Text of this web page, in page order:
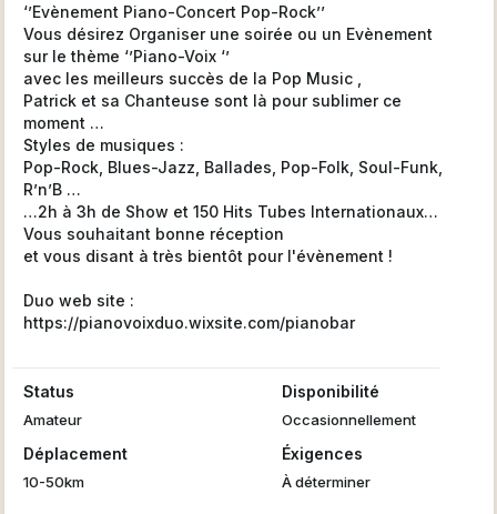
‘’Evènement Piano-Concert Pop-Rock’’
Vous désirez Organiser une soirée ou un Evènement
sur le thème ‘’Piano-Voix ‘’
avec les meilleurs succès de la Pop Music ,
Patrick et sa Chanteuse sont là pour sublimer ce
moment …
Styles de musiques :
Pop-Rock, Blues-Jazz, Ballades, Pop-Folk, Soul-Funk,
R’n’B …
…2h à 3h de Show et 150 Hits Tubes Internationaux…
Vous souhaitant bonne réception
et vous disant à très bientôt pour l'évènement !
Duo web site :
https://pianovoixduo.wixsite.com/pianobar
Status
Amateur
Disponibilité
Occasionnellement
Déplacement
10-50km
Éxigences
À déterminer